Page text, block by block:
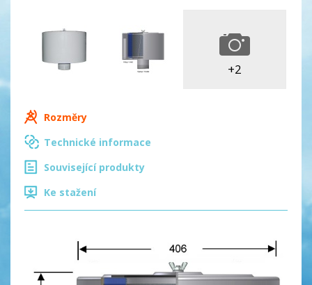
+2
Rozměry
Technické informace
Související produkty
Ke stažení